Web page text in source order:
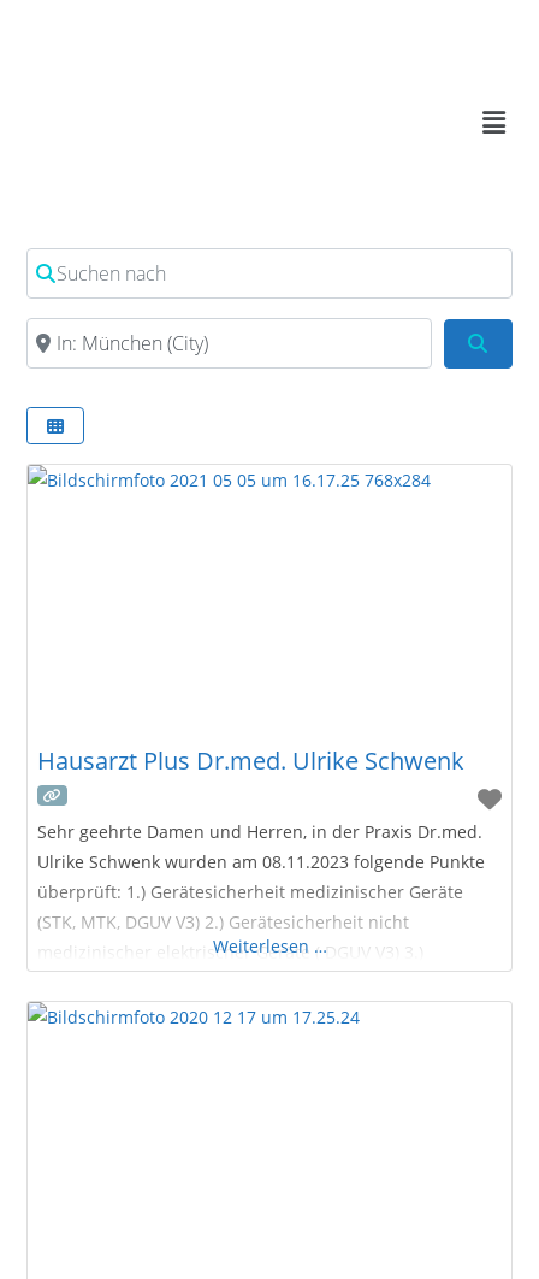
Suchen nach
In der Nähe
Hausarzt Plus Dr.med. Ulrike Schwenk
Sehr geehrte Damen und Herren, in der Praxis Dr.med.
Ulrike Schwenk wurden am 08.11.2023 folgende Punkte
überprüft: 1.) Gerätesicherheit medizinischer Geräte
(STK, MTK, DGUV V3) 2.) Gerätesicherheit nicht
medizinischer elektrischer Geräte ( DGUV V3) 3.)
Weiterlesen …